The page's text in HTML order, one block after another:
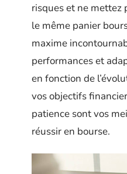
risques et ne
le même panier
maxime
performances et
en fonction de
vos objectifs
patience sont vos
réussir en bourse.